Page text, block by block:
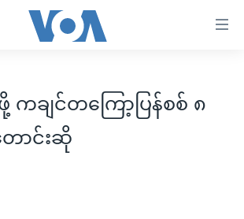
ကချင်တကြော့ပြန်စစ် ၈
ောင်းဆို